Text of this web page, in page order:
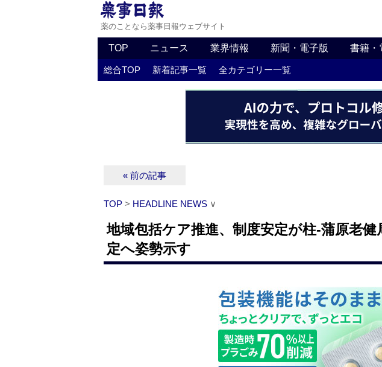
薬のことなら薬事日報ウェブサイト
TOP ニュース 業界情報 新聞・電子版 書籍・
総合TOP 新着記事一覧 全カテゴリー一覧
« 前の記事
TOP > HEADLINE NEWS ∨
地域包括ケア推進、制度安定が柱‐蒲原老
定へ姿勢示す